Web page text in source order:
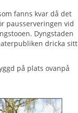
fanns kvar då det
pausserveringen vid
Dyngstaden
dricka sitt
på plats ovanpå